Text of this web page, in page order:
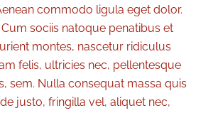
commodo ligula eget dolor.
sociis natoque penatibus et
montes, nascetur ridiculus
felis, ultricies nec, pellentesque
sem. Nulla consequat massa quis
justo, fringilla vel, aliquet nec,